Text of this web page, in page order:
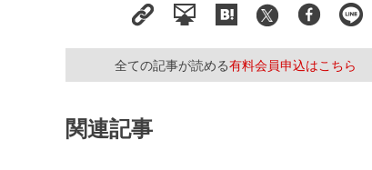
全ての記事が読める有料会員申込はこちら
関連記事